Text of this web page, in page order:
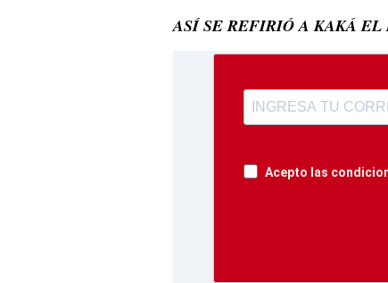
ASÍ SE REFIRIÓ A KAKÁ EL
Acepto las